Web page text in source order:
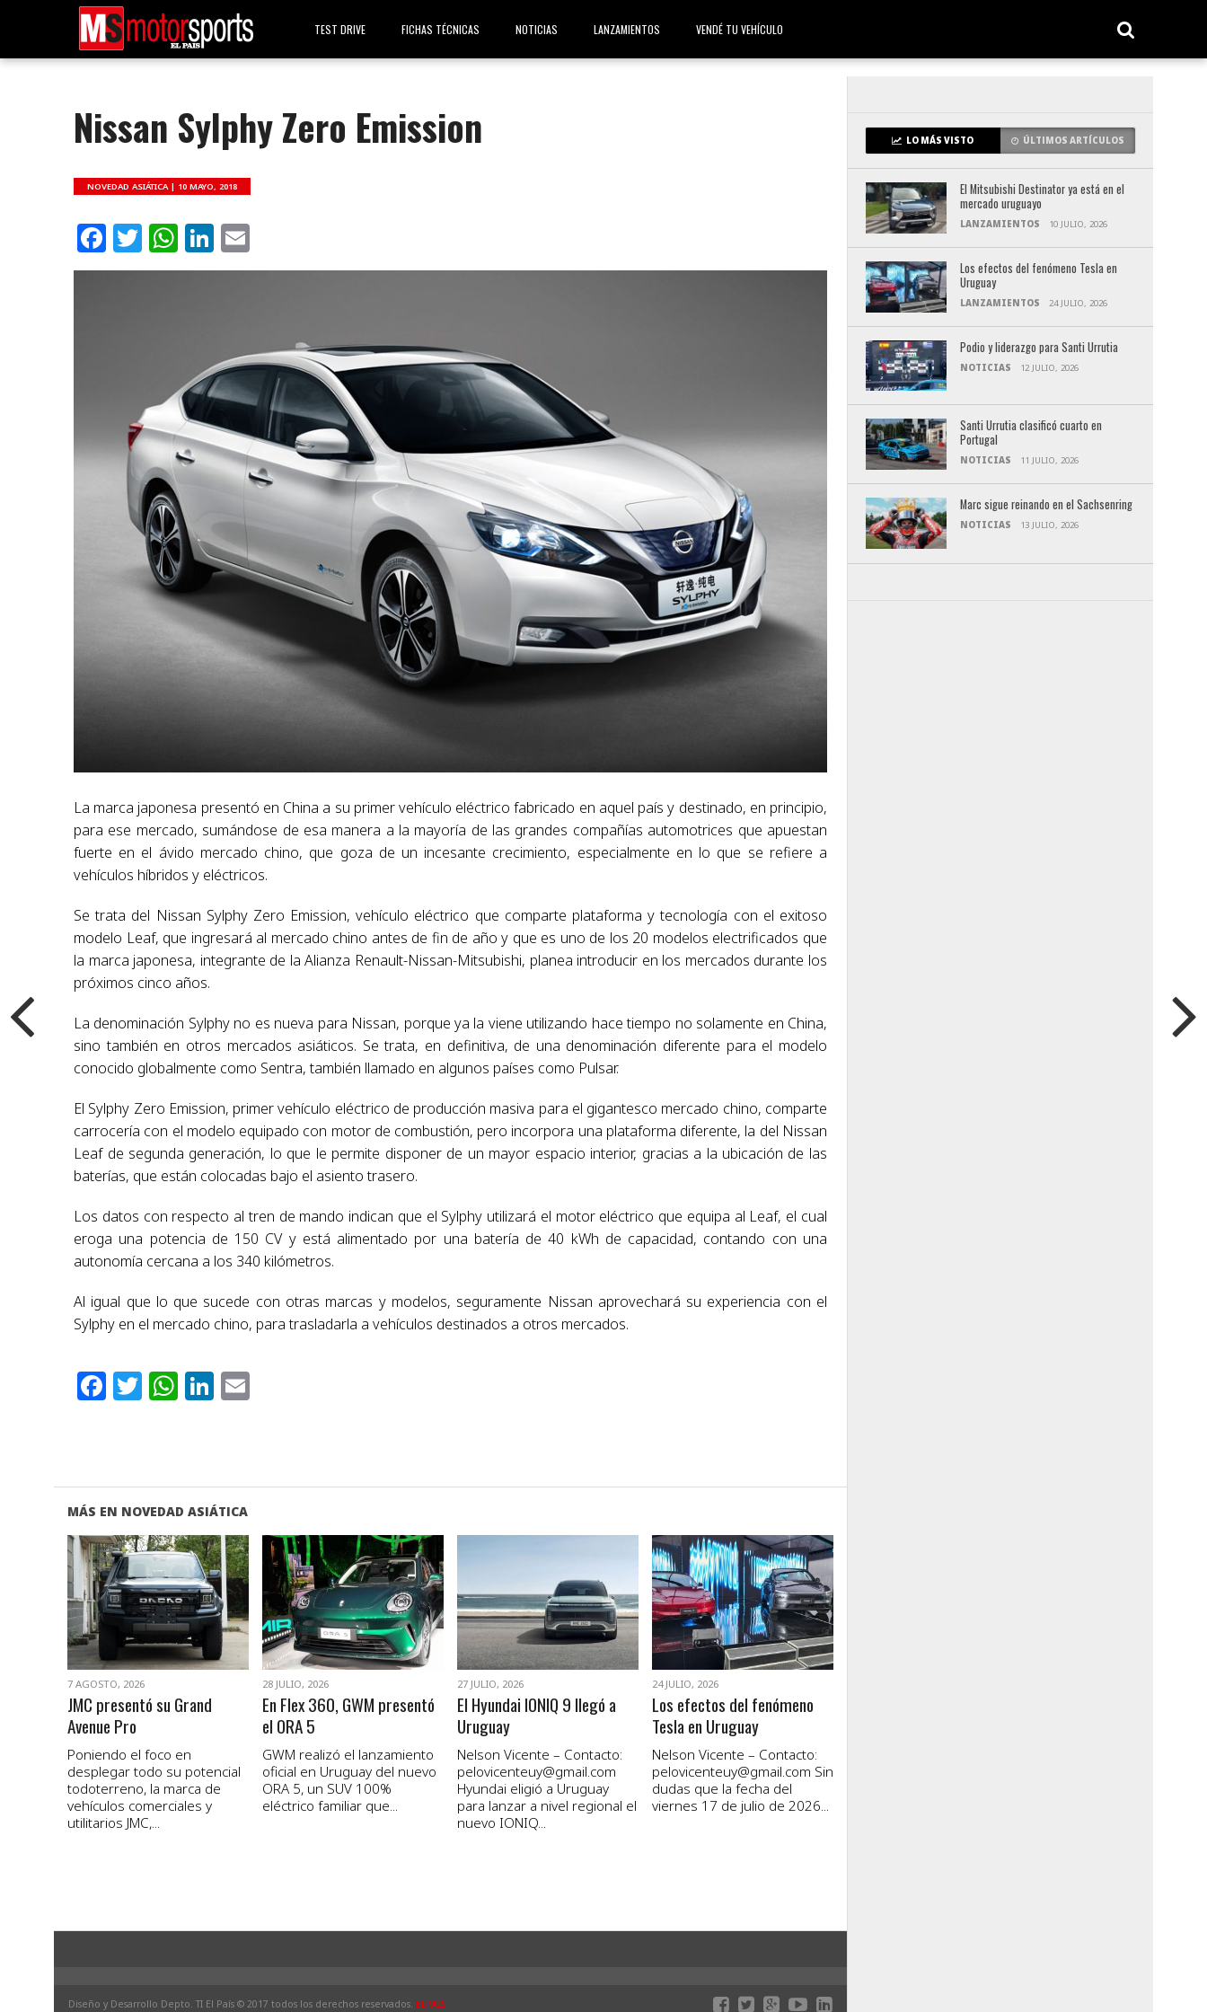
TEST DRIVE FICHAS TÉCNICAS NOTICIAS LANZAMIENTOS VENDÉ TU VEHÍCULO
Nissan Sylphy Zero Emission
NOVEDAD ASIÁTICA | 10 MAYO, 2018
Facebook
Twitter
WhatsApp
LinkedIn
La marca japonesa presentó en China a su primer vehículo eléctrico fabricado en aquel país y destinado, en principio,
para ese mercado, sumándose de esa manera a la mayoría de las grandes compañías automotrices que apuestan
fuerte en el ávido mercado chino, que goza de un incesante crecimiento, especialmente en lo que se refiere a
vehículos híbridos y eléctricos.
Se trata del Nissan Sylphy Zero Emission, vehículo eléctrico que comparte plataforma y tecnología con el exitoso
modelo Leaf, que ingresará al mercado chino antes de fin de año y que es uno de los 20 modelos electrificados que
la marca japonesa, integrante de la Alianza Renault-Nissan-Mitsubishi, planea introducir en los mercados durante los
próximos cinco años.
La denominación Sylphy no es nueva para Nissan, porque ya la viene utilizando hace tiempo no solamente en China,
sino también en otros mercados asiáticos. Se trata, en definitiva, de una denominación diferente para el modelo
conocido globalmente como Sentra, también llamado en algunos países como Pulsar.
El Sylphy Zero Emission, primer vehículo eléctrico de producción masiva para el gigantesco mercado chino, comparte
carrocería con el modelo equipado con motor de combustión, pero incorpora una plataforma diferente, la del Nissan
Leaf de segunda generación, lo que le permite disponer de un mayor espacio interior, gracias a la ubicación de las
baterías, que están colocadas bajo el asiento trasero.
Los datos con respecto al tren de mando indican que el Sylphy utilizará el motor eléctrico que equipa al Leaf, el cual
eroga una potencia de 150 CV y está alimentado por una batería de 40 kWh de capacidad, contando con una
autonomía cercana a los 340 kilómetros.
Al igual que lo que sucede con otras marcas y modelos, seguramente Nissan aprovechará su experiencia con el
Sylphy en el mercado chino, para trasladarla a vehículos destinados a otros mercados.
Facebook
Twitter
WhatsApp
LinkedIn
MÁS EN NOVEDAD ASIÁTICA
VER NOTA
7 AGOSTO, 2026
JMC presentó su Grand
Avenue Pro
Poniendo el foco en
desplegar todo su potencial
todoterreno, la marca de
vehículos comerciales y
utilitarios JMC,...
VER NOTA
28 JULIO, 2026
En Flex 360, GWM presentó
el ORA 5
GWM realizó el lanzamiento
oficial en Uruguay del nuevo
ORA 5, un SUV 100%
eléctrico familiar que...
VER NOTA
27 JULIO, 2026
El Hyundai IONIQ 9 llegó a
Uruguay
Nelson Vicente – Contacto:
pelovicenteuy@gmail.com
Hyundai eligió a Uruguay
para lanzar a nivel regional el
nuevo IONIQ...
VER NOTA
24 JULIO, 2026
Los efectos del fenómeno
Tesla en Uruguay
Nelson Vicente – Contacto:
pelovicenteuy@gmail.com Sin
dudas que la fecha del
viernes 17 de julio de 2026...
LO MÁS VISTO ÚLTIMOS ARTÍCULOS
El Mitsubishi Destinator ya está en el
mercado uruguayo
LANZAMIENTOS 10 JULIO, 2026
Los efectos del fenómeno Tesla en
Uruguay
LANZAMIENTOS 24 JULIO, 2026
Podio y liderazgo para Santi Urrutia
NOTICIAS 12 JULIO, 2026
Santi Urrutia clasificó cuarto en
Portugal
NOTICIAS 11 JULIO, 2026
Marc sigue reinando en el Sachsenring
NOTICIAS 13 JULIO, 2026
Diseño y Desarrollo Depto. TI El País © 2017 todos los derechos reservados. ELPAIS